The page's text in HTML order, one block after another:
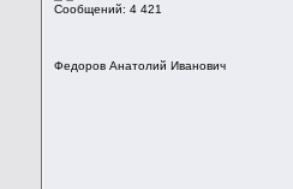
Сообщений: 4 421
Федоров Анатолий Иванович